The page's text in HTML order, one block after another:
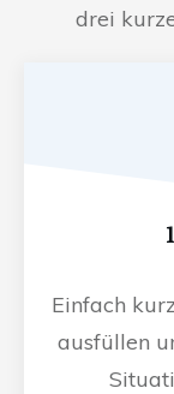
drei
Einfach
ausfüllen